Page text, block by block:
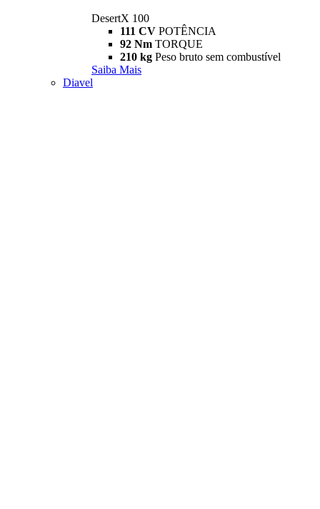
DesertX 100
111 CV POTÊNCIA
92 Nm TORQUE
210 kg Peso bruto sem combustível
Saiba Mais
Diavel